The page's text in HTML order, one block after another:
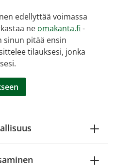
edellyttää voimassa
ne omakanta.fi -
sinun pitää ensin
tilauksesi, jonka